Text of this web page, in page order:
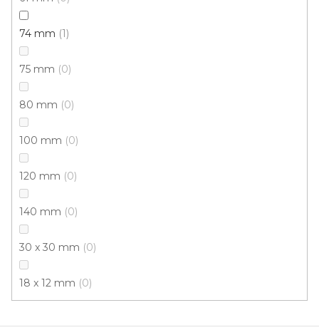
74 mm 1
75 mm 0
80 mm 0
100 mm 0
120 mm 0
140 mm 0
30 x 30 mm 0
18 x 12 mm 0
230 Kč
285 Kč
č.0607 č.0608